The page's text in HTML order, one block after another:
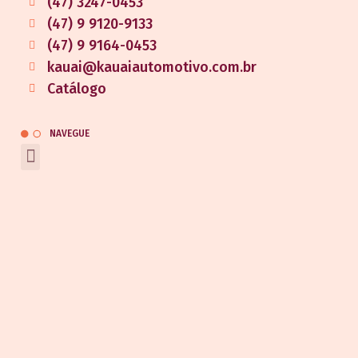
(47) 9 9120-9133
(47) 9 9164-0453
kauai@kauaiautomotivo.com.br
Catálogo
NAVEGUE